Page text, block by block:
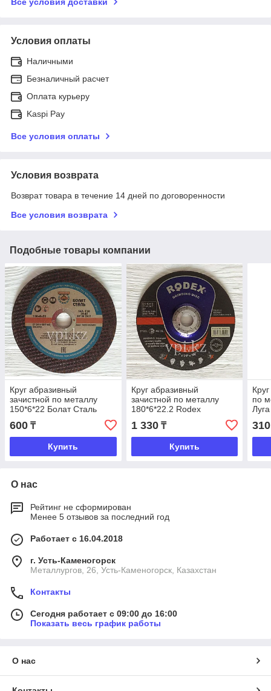
Условия оплаты
Наличными
Безналичный расчет
Оплата курьеру
Kaspi Pay
Все условия оплаты
Условия возврата
Возврат товара в течение 14 дней по договоренности
Все условия возврата
Подобные товары компании
Круг абразивный
зачистной по металлу
150*6*22 Болат Сталь
600 ₸
Купить
Круг абразивный
зачистной по металлу
180*6*22.2 Rodex
1 330₸
Купить
по
Луга
310
О нас
Рейтинг не сформирован
Менее 5 отзывов за последний год
Работает с 16.04.2018
г. Усть-Каменогорск
Металлургов, 26, Усть-Каменогорск, Казахстан
Контакты
Сегодня работает с 09:00 до 16:00
Показать весь график работы
О нас